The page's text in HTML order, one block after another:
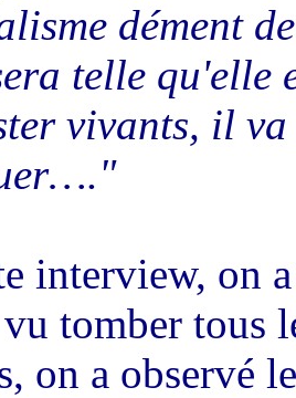
dément
telle qu'elle
vivants, il
interview, on
tomber tous
on a observé